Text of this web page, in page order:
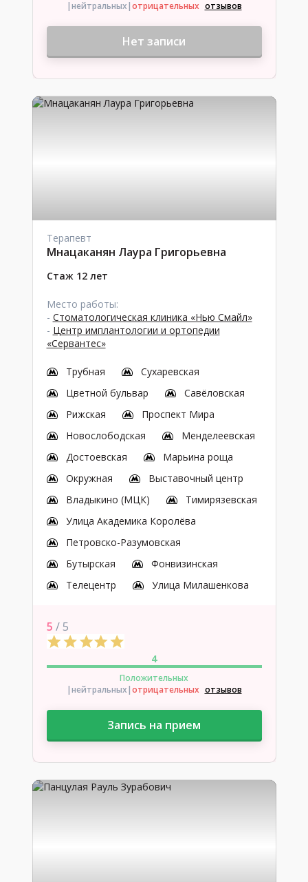
|нейтральных|отрицательных отзывов
Нет записи
Терапевт
Мнацаканян Лаура Григорьевна
Стаж 12 лет
Место работы:
- Стоматологическая клиника «Нью Смайл»
- Центр имплантологии и ортопедии
«Сервантес»
Трубная
Сухаревская
Цветной бульвар
Савёловская
Рижская
Проспект Мира
Новослободская
Менделеевская
Достоевская
Марьина роща
Окружная
Выставочный центр
Владыкино (МЦК)
Тимирязевская
Улица Академика Королёва
Петровско-Разумовская
Бутырская
Фонвизинская
Телецентр
Улица Милашенкова
5 / 5
4
Положительных
|нейтральных|отрицательных отзывов
Запись на прием